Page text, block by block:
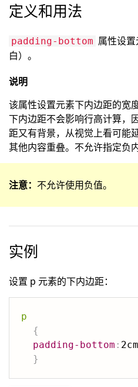
定义和用法
padding-bottom 属性设
白）。
说明
该属性设置元素下内边距的宽
下内边距不会影响行高计算，
距又有背景，从视觉上看可能
其他内容重叠。不允许指定负
注意： 不允许使用负值。
实例
设置 p 元素的下内边距：
p
{
padding-bottom : 2cm
}